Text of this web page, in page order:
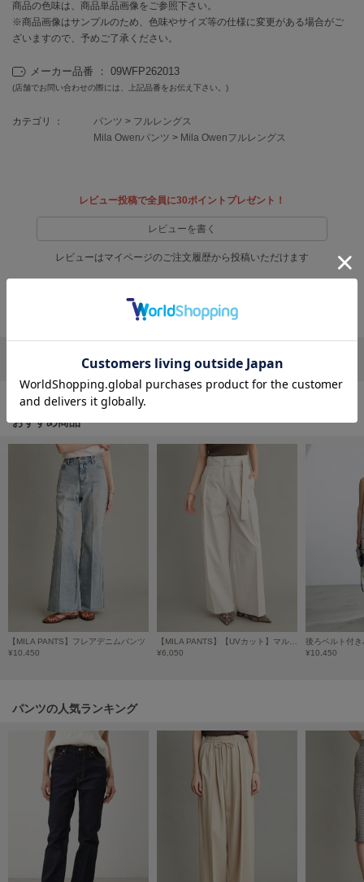
FURFUR
ジェラート ピケ
gelato pique Sleep
ジェラート ピケ スリープ
ハンター
ホカ オネオネ
le coq sportif
LeSportsac
レスポートサック
LILY BROWN
リリーブラウン
LILY BROWN Lingerie
リリーブラウンランジェリー
LITTLE UNION TOKYO
リトルユニオン トウキョウ
商品の色味は、商品単品画像をご参照下さい。
※商品画像はサンプルのため、色味やサイズ等の仕様に変更がある場合がご
ざいますので、予めご了承ください。
メーカー品番 ： 09WFP262013
(店舗でお問い合わせの際には、上記品番をお伝え下さい。)
カテゴリ ： パンツ > フルレングス
Mila Owenパンツ > Mila Owenフルレングス
レビュー投稿で全員に30ポイントプレゼント！
レビューを書く
レビューはマイページのご注文履歴から投稿いただけます
リポストする LINEで送る
おすすめ商品
【MILA PANTS】フレアデニムパンツ
¥10,450
¥6,050
後ろベルト付
¥10,450
パンツの人気ランキング